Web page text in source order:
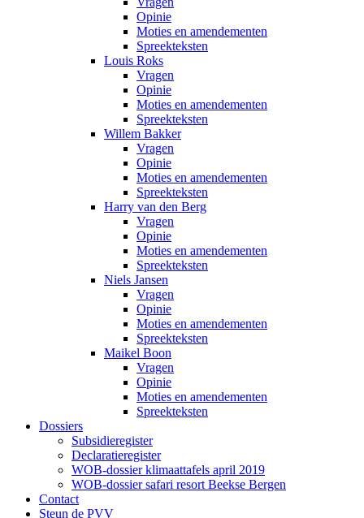
Opinie
Moties en amendementen
Spreekteksten
Louis Roks
Vragen
Opinie
Moties en amendementen
Spreekteksten
Willem Bakker
Vragen
Opinie
Moties en amendementen
Spreekteksten
Harry van den Berg
Vragen
Opinie
Moties en amendementen
Spreekteksten
Niels Jansen
Vragen
Opinie
Moties en amendementen
Spreekteksten
Maikel Boon
Vragen
Opinie
Moties en amendementen
Spreekteksten
Dossiers
Subsidieregister
Declaratieregister
WOB-dossier klimaattafels april 2019
WOB-dossier safari resort Beekse Bergen
Contact
Steun de PVV